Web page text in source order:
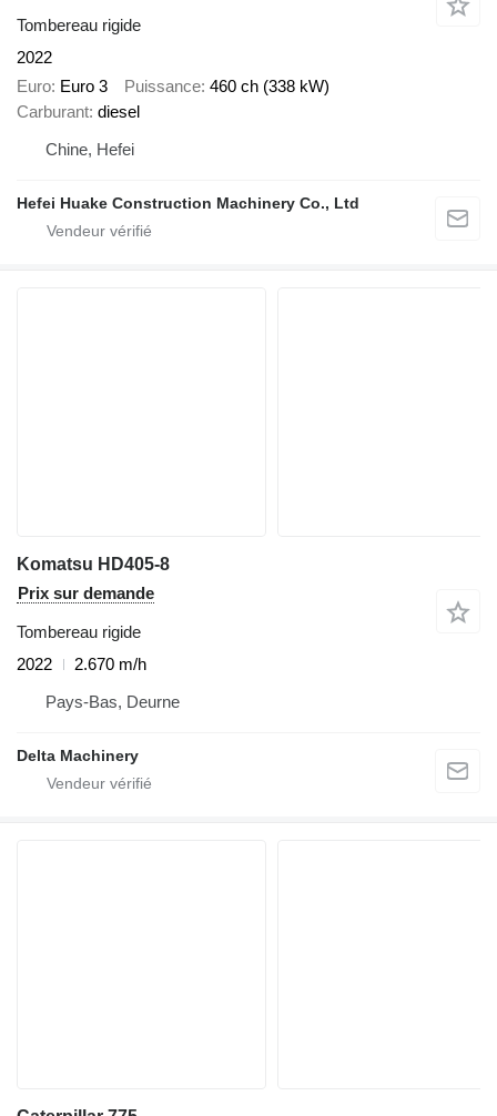
Tombereau rigide
2022
Euro Euro 3 Puissance 460 ch (338 kW)
Carburant diesel
Chine, Hefei
Hefei Huake Construction Machinery Co., Ltd
Komatsu HD405-8
Prix sur demande
Tombereau rigide
2022
2.670 m/h
Pays-Bas, Deurne
Delta Machinery